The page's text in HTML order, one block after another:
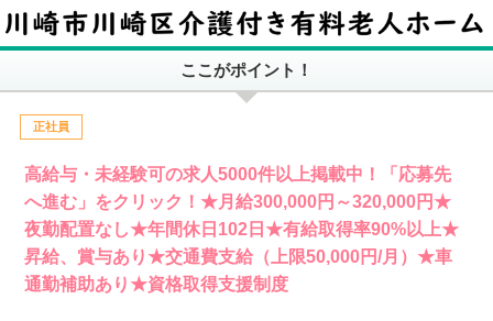
ここがポイント！
正社員
高給与・未経験可の求人5000件以上掲載中！「応募先
へ進む」をクリック！★月給300,000円～320,000円★
夜勤配置なし★年間休日102日★有給取得率90%以上★
昇給、賞与あり★交通費支給（上限50,000円/月）★車
通勤補助あり★資格取得支援制度